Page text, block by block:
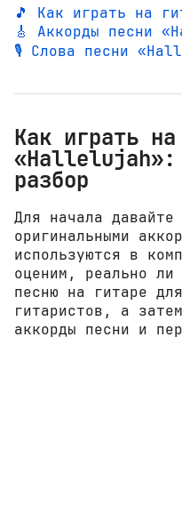
🎵 Как играть на
🎸 Аккорды песни
🎙️ Слова песни
Как играть
«Hallelujah»:
разбор
Для начала давайте
оригинальными
используются в
оценим, реально ли
песню на гитаре
гитаристов, а
аккорды песни и